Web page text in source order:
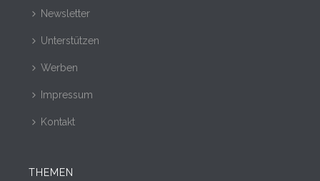
Newsletter
Unterstützen
Werben
Impressum
Kontakt
THEMEN